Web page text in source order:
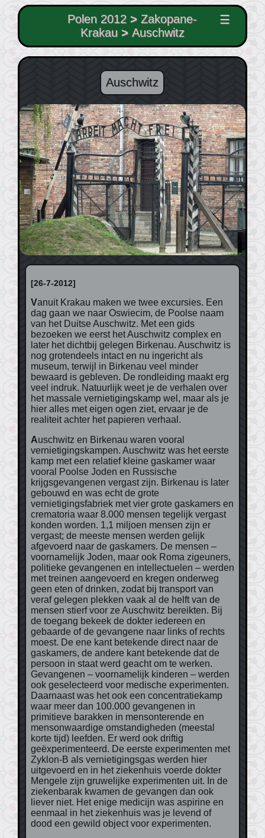
Polen 2012 >Zakopane-
Krakau> Auschwitz
☰
Auschwitz
[26-7-2012]
Vanuit Krakau maken we twee excursies. Een
dag gaan we naar Oswiecim, de Poolse naam
van het Duitse Auschwitz. Met een gids
bezoeken we eerst het Auschwitz complex en
later het dichtbij gelegen Birkenau. Auschwitz is
nog grotendeels intact en nu ingericht als
museum, terwijl in Birkenau veel minder
bewaard is gebleven. De rondleiding maakt erg
veel indruk. Natuurlijk weet je de verhalen over
het massale vernietigingskamp wel, maar als je
hier alles met eigen ogen ziet, ervaar je de
realiteit achter het papieren verhaal.
Auschwitz en Birkenau waren vooral
vernietigingskampen. Auschwitz was het eerste
kamp met een relatief kleine gaskamer waar
vooral Poolse Joden en Russische
krijgsgevangenen vergast zijn. Birkenau is later
gebouwd en was echt de grote
vernietigingsfabriek met vier grote gaskamers en
crematoria waar 8.000 mensen tegelijk vergast
konden worden. 1,1 miljoen mensen zijn er
vergast; de meeste mensen werden gelijk
afgevoerd naar de gaskamers. De mensen –
voornamelijk Joden, maar ook Roma zigeuners,
politieke gevangenen en intellectuelen – werden
met treinen aangevoerd en kregen onderweg
geen eten of drinken, zodat bij transport van
veraf gelegen plekken vaak al de helft van de
mensen stierf voor ze Auschwitz bereikten. Bij
de toegang bekeek de dokter iedereen en
gebaarde of de gevangene naar links of rechts
moest. De ene kant betekende direct naar de
gaskamers, de andere kant betekende dat de
persoon in staat werd geacht om te werken.
Gevangenen – voornamelijk kinderen – werden
ook geselecteerd voor medische experimenten.
Daarnaast was het ook een concentratiekamp
waar meer dan 100.000 gevangenen in
primitieve barakken in mensonterende en
mensonwaardige omstandigheden (meestal
korte tijd) leefden. Er werd ook driftig
geëxperimenteerd. De eerste experimenten met
Zyklon-B als vernietigingsgas werden hier
uitgevoerd en in het ziekenhuis voerde dokter
Mengele zijn gruwelijke experimenten uit. In de
ziekenbarak kwamen de gevangen dan ook
liever niet. Het enige medicijn was aspirine en
eenmaal in het ziekenhuis was je levend of
dood een gewild object voor experimenten.